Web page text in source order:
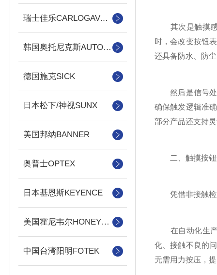
瑞士佳乐CARLOGAVAAZZL
韩国奥托尼克斯AUTONICS
德国施克SICK
日本松下/神视SUNX
美国邦纳BANNER
奥普士OPTEX
日本基恩斯KEYENCE
美国霍尼韦尔HONEYWELL
中国台湾阳明FOTEK
其次是触摸感
时，会改变按钮
还具备防水、防
然后是信号处
确保触发逻辑准
部分产品还支持
二、触摸按钮
凭借非接触检
在自动化生产
化、接触不良的
无需用力按压，